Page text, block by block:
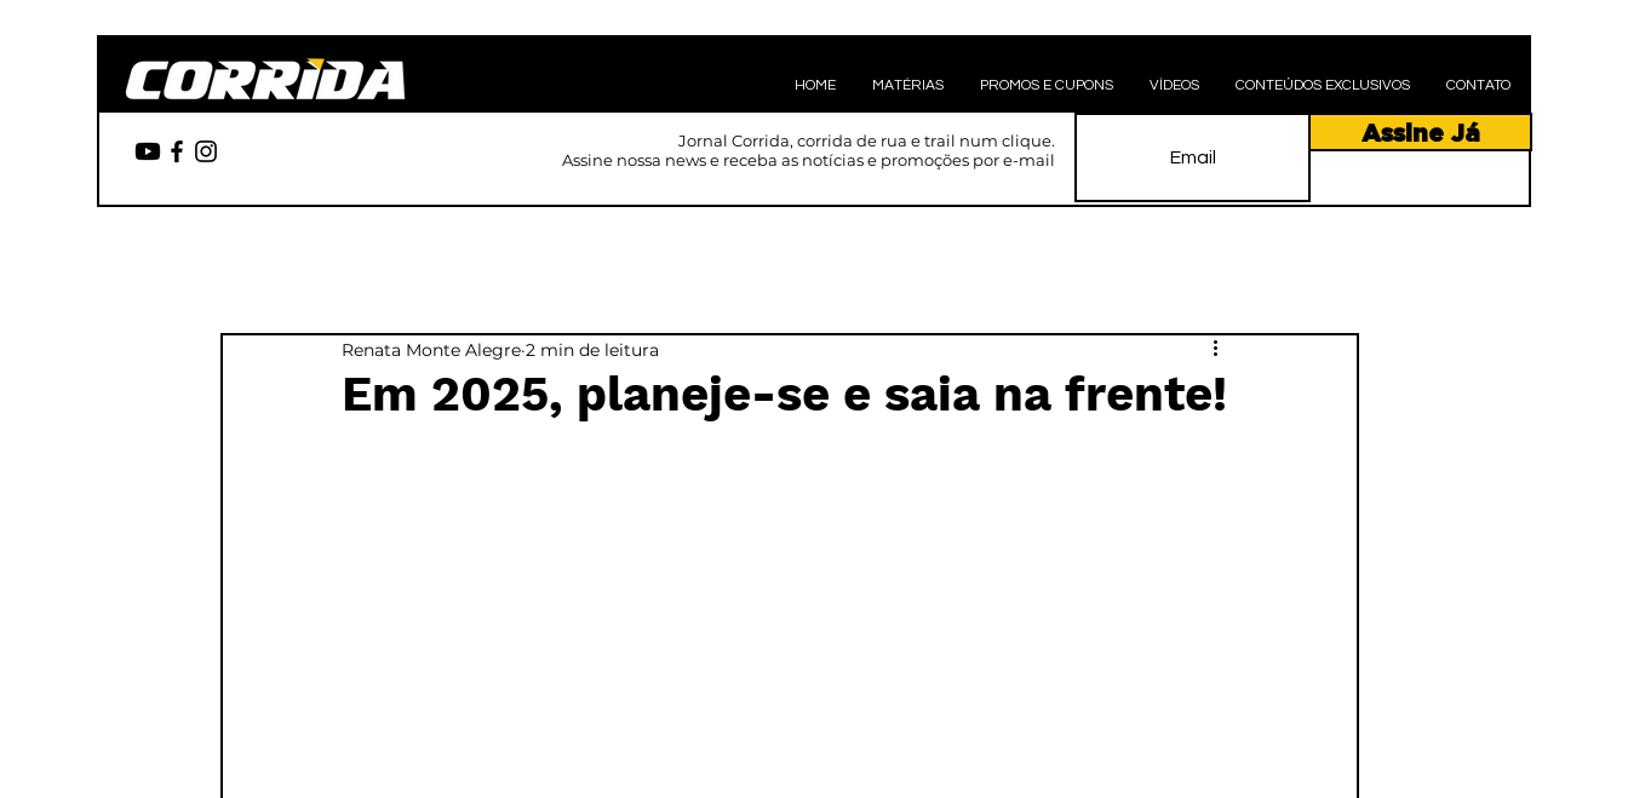
HOME MATÉRIAS PROMOS E CUPONS VÍDEOS CONTEÚDOS EXCLUSIVOS CONTATO
Jornal Corrida, corrida de rua e trail num clique.
Assine nossa news e receba as notícias e promoções por e-mail
Assine Já
Em 2025, planeje-se e saia na frente!
Renata Monte Alegre 2 min de leitura